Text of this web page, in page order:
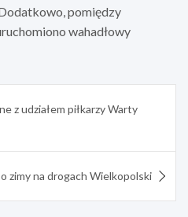
pomiędzy
wahadłowy
z udziałem piłkarzy Warty
zimy na drogach Wielkopolski